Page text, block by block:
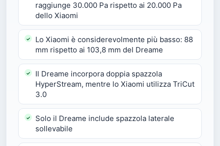
raggiunge 30.000 Pa rispetto ai 20.000 Pa
dello Xiaomi
Lo Xiaomi è considerevolmente più basso: 88
mm rispetto ai 103,8 mm del Dreame
Il Dreame incorpora doppia spazzola
HyperStream, mentre lo Xiaomi utilizza TriCut
3.0
Solo il Dreame include spazzola laterale
sollevabile